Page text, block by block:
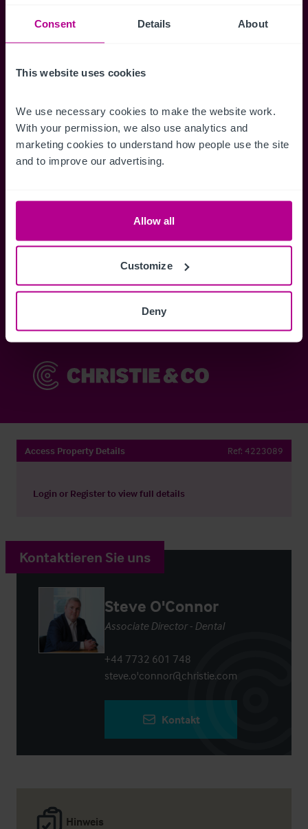
Consent Details About
This website uses cookies
We use necessary cookies to make the website work.
With your permission, we also use analytics and
marketing cookies to understand how people use the site
and to improve our advertising.
Allow all
Customize
Deny
Benachrichtigungen für neuen Objekten zu
erhalten.
Zugriff auf alle
Informationen
Erhalten Sie Zugriff auf alle
Mitglieder.
Speichern
und einfach
Anmelden
Access Property Details Ref: 4223089
Login or Registerto view full details
Hinweis
Kontaktieren Sie uns
Steve O'Connor
Associate Director - Dental
+44 7732 601 748
steve.o'connor@christie.com
Kontakt